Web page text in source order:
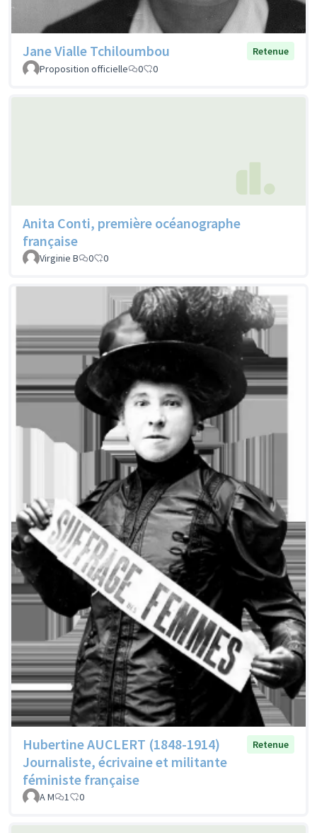
Jane Vialle Tchiloumbou
Retenue
Proposition officielle
0 0
Anita Conti, première océanographe
française
Virginie B 0 0
Hubertine AUCLERT (1848-1914)
Journaliste, écrivaine et militante
féministe française
Retenue
A M 1 0